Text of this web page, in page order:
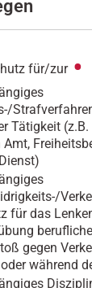
für/zur
Tätigkeit (z.B.
für das
gegen
während